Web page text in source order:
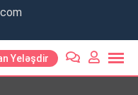
Yeləşdir